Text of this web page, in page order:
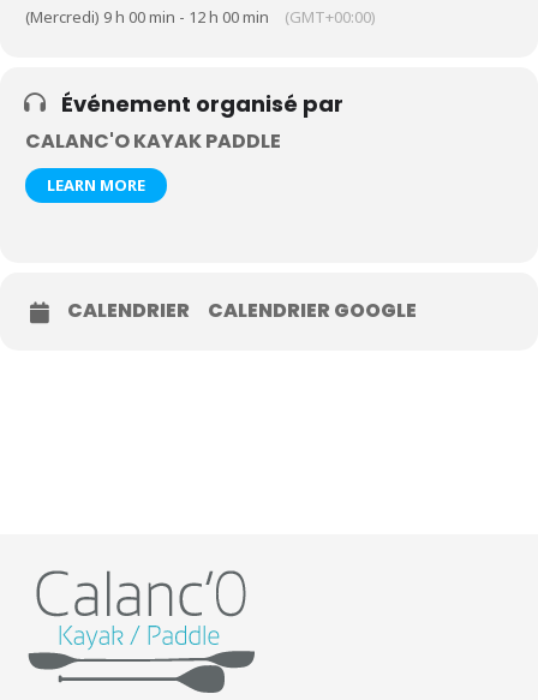
(Mercredi) 9 h 00 min - 12 h 00 min (GMT+00:00)
Événement organisé par
CALANC'O KAYAK PADDLE
LEARN MORE
CALENDRIER CALENDRIER GOOGLE